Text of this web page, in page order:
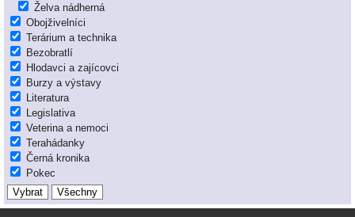
Želva nádherná
Obojživelníci
Terárium a technika
Bezobratlí
Hlodavci a zajícovci
Burzy a výstavy
Literatura
Legislativa
Veterina a nemoci
Terahádanky
Černá kronika
Pokec